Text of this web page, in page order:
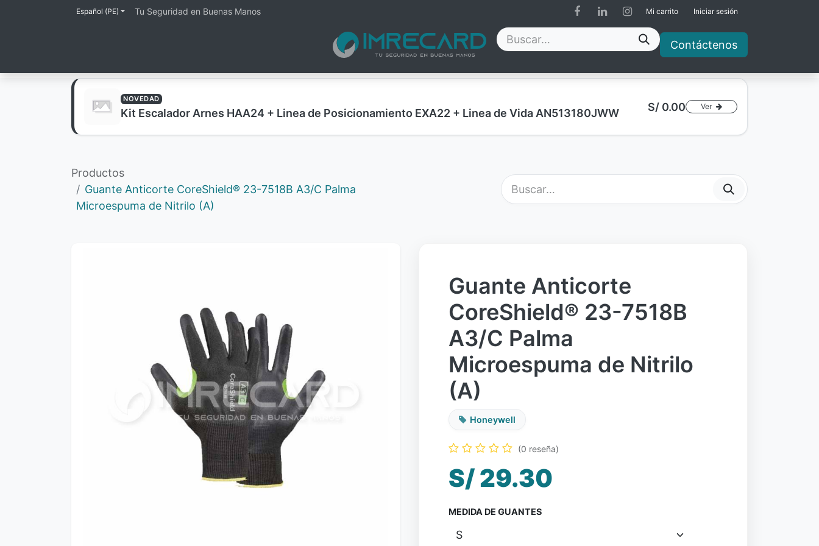
Español (PE) Tu Seguridad en Buenas Manos Mi carrito Iniciar sesión
Contáctenos Blog Nosotros Ayuda Contáctenos
NOVEDAD
Kit Escalador Arnes HAA24 + Linea de Posicionamiento EXA22 + Linea de Vida AN513180JWW S/ 0.00 Ver
Productos
Guante Anticorte CoreShield® 23-7518B A3/C Palma
Microespuma de Nitrilo (A)
Guante Anticorte
CoreShield® 23-7518B
A3/C Palma
Microespuma de Nitrilo
(A)
Honeywell
(0 reseña)
S/29.30
MEDIDA DE GUANTES